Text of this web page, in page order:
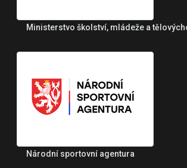
Ministerstvo školství, mládeže a
Národní sportovní agentura